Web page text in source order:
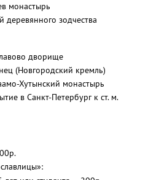
монастырь
зодчества
дворище
(Новгородский кремль)
Хутынский монастырь
в Санкт-Петербург к ст. м.